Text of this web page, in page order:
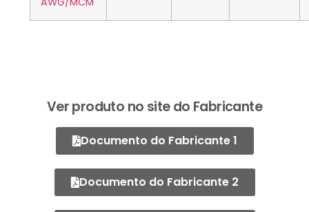
Ver produto no site do Fabricante
Documento do Fabricante 1
Documento do Fabricante 2